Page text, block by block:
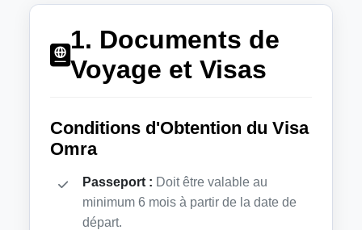
1. Documents de
Voyage et Visas
Conditions d'Obtention du Visa
Omra
Passeport : Doit être valable au
minimum 6 mois à partir de la date de
départ.